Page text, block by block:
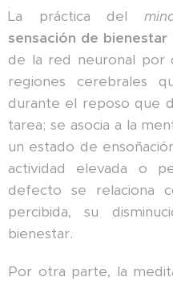
La práctica del
sensación de bienestar
de la red neuronal por
regiones cerebrales
durante el reposo que
tarea; se asocia a la
un estado de
actividad elevada o
defecto se relaciona
percibida, su
bienestar.
Por otra parte, la